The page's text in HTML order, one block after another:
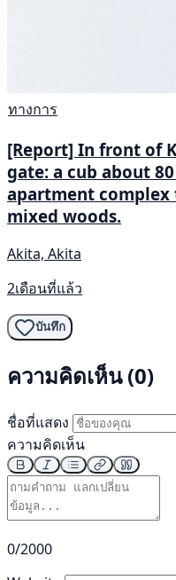
ทางการ
[Report] In front of
gate: a cub about
apartment
mixed woods.
Akita, Akita
2เดือนที่แล้ว
บันทึก
ความคิดเห็น (0)
ชื่อที่แสดง
ความคิดเห็น
0/2000